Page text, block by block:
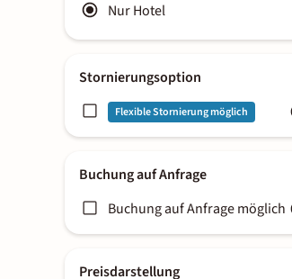
Nur Hotel
Stornierungsoption
Flexible Stornierung möglich
Buchung auf Anfrage
Buchung auf Anfrage möglich
Preisdarstellung